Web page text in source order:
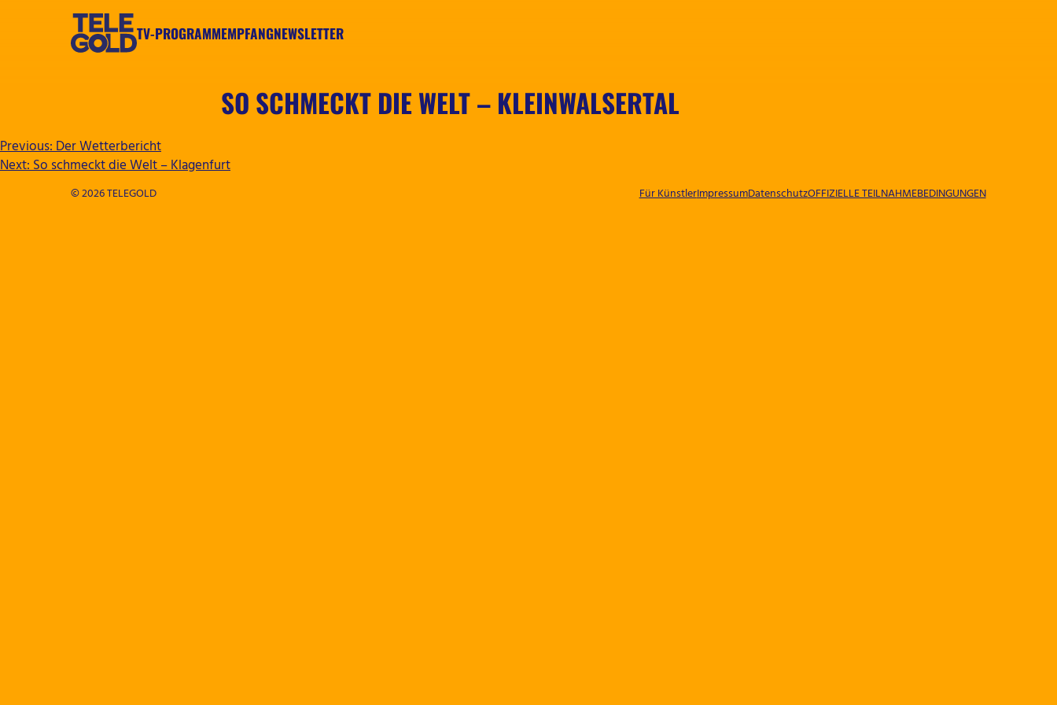
TV-PROGRAMMEMPFANGNEWSLETTER
SO SCHMECKT DIE WELT – KLEINWALSERTAL
BEITRAGSNAVIGATION
Previous:Der Wetterbericht
Next:So schmeckt die Welt – Klagenfurt
© 2026 TELEGOLD Für KünstlerImpressumDatenschutzOFFIZIELLE TEILNAHMEBEDINGUNGEN